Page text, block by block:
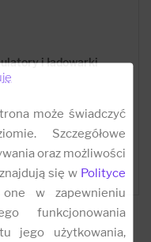
i ładowarki
może świadczyć
Szczegółowe
oraz możliwości
się w Polityce
w zapewnieniu
funkcjonowania
jego użytkowania,